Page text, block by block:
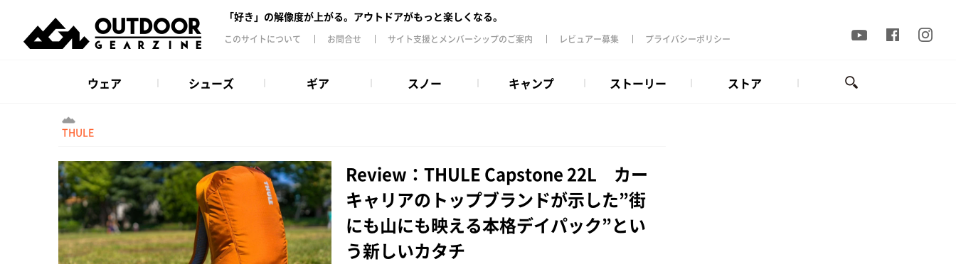
「好き」の解像度が上がる。アウトドアがもっと楽しくなる。
このサイトについて お問合せ サイト支援とメンバーシップのご案内 レビュアー募集 プライバシーポリシー
ウェア シューズ ギア スノー キャンプ ストーリー ストア
THULE
Review：THULE Capstone 22L カー
キャリアのトップブランドが示した”街
にも山にも映える本格デイパック”とい
う新しいカタチ